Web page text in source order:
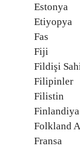
Estonya
Etiyopya
Fas
Fiji
Fildişi
Filipinler
Filistin
Finlandiya
Folkland
Fransa